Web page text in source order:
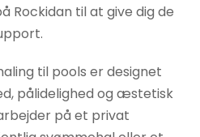
Rockidan til at give dig de
til pools er designet
pålidelighed og æstetisk
på et privat